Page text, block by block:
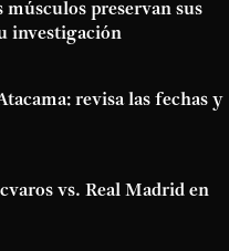
preservan sus
investigación
revisa las fechas y
vs. Real Madrid en